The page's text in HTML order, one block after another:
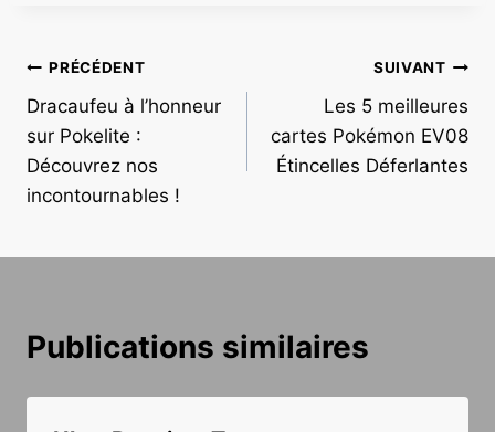
Navigation
de
l’article
PRÉCÉDENT
Dracaufeu à l’honneur
sur Pokelite :
Découvrez nos
incontournables !
SUIVANT
Les 5 meilleures
cartes Pokémon EV08
Étincelles Déferlantes
Publications similaires